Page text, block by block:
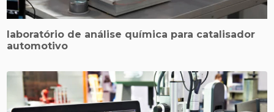
laboratório de análise química para catalisador
automotivo